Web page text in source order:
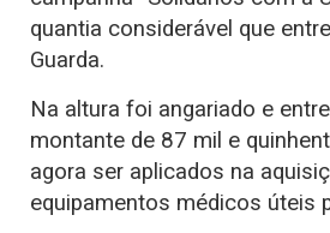
quantia considerável que
Guarda.
Na altura foi angariado e
montante de 87 mil e
agora ser aplicados na
equipamentos médicos úteis